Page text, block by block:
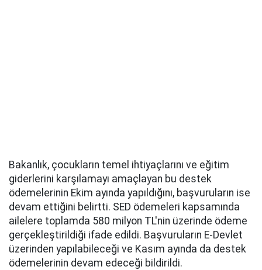
Bakanlık, çocukların temel ihtiyaçlarını ve eğitim
giderlerini karşılamayı amaçlayan bu destek
ödemelerinin Ekim ayında yapıldığını, başvuruların ise
devam ettiğini belirtti. SED ödemeleri kapsamında
ailelere toplamda 580 milyon TL'nin üzerinde ödeme
gerçekleştirildiği ifade edildi. Başvuruların E-Devlet
üzerinden yapılabileceği ve Kasım ayında da destek
ödemelerinin devam edeceği bildirildi.